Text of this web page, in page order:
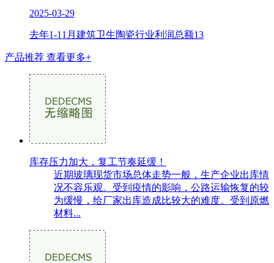
2025-03-29
去年1-11月建筑卫生陶瓷行业利润总额13
产品推荐 查看更多+
库存压力加大，复工节奏延缓！
近期玻璃现货市场总体走势一般，生产企业出库情
况不容乐观。受到疫情的影响，公路运输恢复的较
为缓慢，给厂家出库造成比较大的难度。受到原燃
材料...